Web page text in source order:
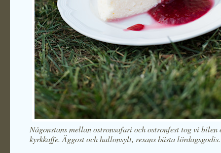
Någonstans mellan ostronsafari och ostronfest tog vi bilen
kyrkkaffe. Äggost och hallonsylt, resans bästa lördagsgodis.